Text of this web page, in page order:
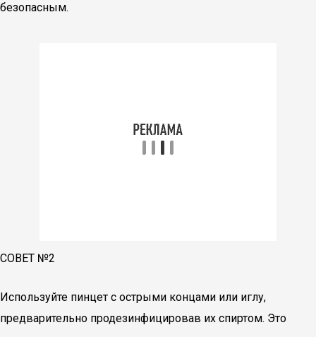
безопасным.
СОВЕТ №2
Используйте пинцет с острыми концами или иглу,
предварительно продезинфицировав их спиртом. Это